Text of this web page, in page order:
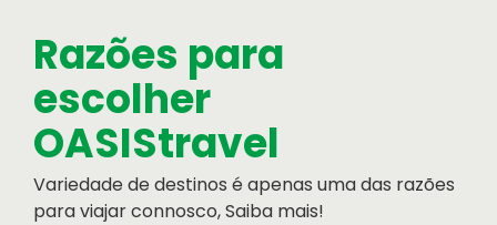
Razões para
escolher
OASIStravel
Variedade de destinos é apenas uma das razões
para viajar connosco, Saiba mais!